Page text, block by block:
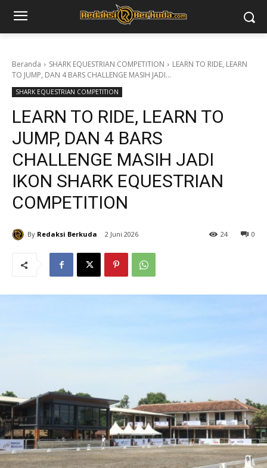
Beranda SHARK EQUESTRIAN COMPETITION
LEARN TO RIDE, LEARN
TO JUMP, DAN 4 BARS CHALLENGE MASIH JADI...
SHARK EQUESTRIAN COMPETITION
LEARN TO RIDE, LEARN TO
JUMP, DAN 4 BARS
CHALLENGE MASIH JADI
IKON SHARK EQUESTRIAN
COMPETITION
By Redaksi Berkuda 2 Juni 2026 0
24